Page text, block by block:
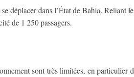
déplacer dans l’État de Bahia. Reliant
de 1 250 passagers.
sont très limitées, en particulier